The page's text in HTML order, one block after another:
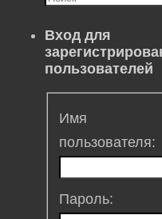
Вход для
пользователей
Имя
пользователя:
Пароль: